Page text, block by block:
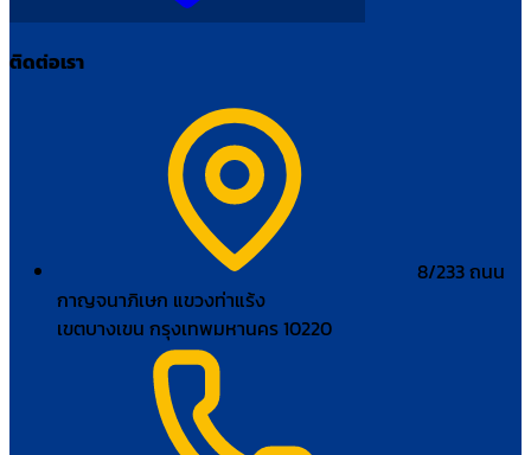
ติดต่อเรา
8/233 ถนน
กาญจนาภิเษก แขวงท่าแร้ง
เขตบางเขน กรุงเทพมหานคร 10220